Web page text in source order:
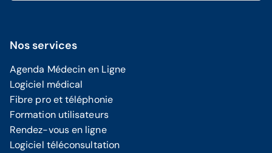
Nos services
Agenda Médecin en Ligne
Logiciel médical
Fibre pro et téléphonie
Formation utilisateurs
Rendez-vous en ligne
Logiciel téléconsultation